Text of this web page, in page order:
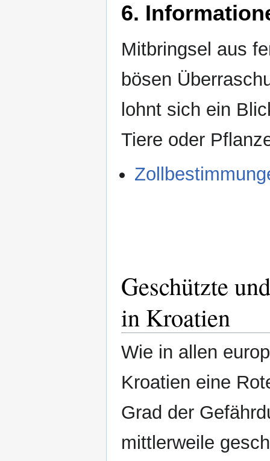
6.
Mitbringsel aus
bösen
lohnt sich ein
Tiere oder
Geschützte
in Kroatien
Wie in allen
Kroatien eine
Grad der
mittlerweile